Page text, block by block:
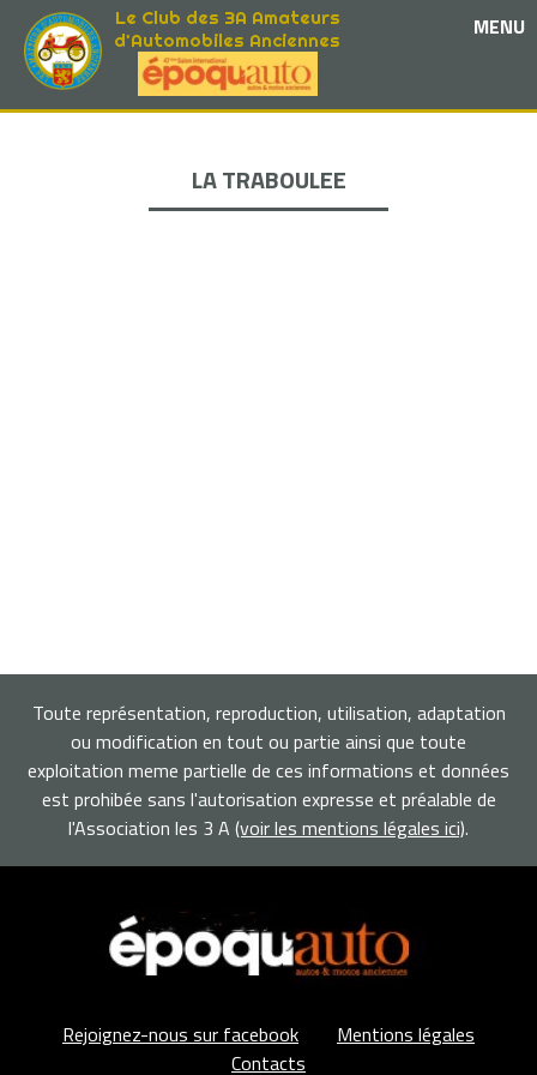
MENU
Le Club des 3A Amateurs
d'Automobiles Anciennes
LA TRABOULEE
Toute représentation, reproduction, utilisation, adaptation
ou modification en tout ou partie ainsi que toute
exploitation meme partielle de ces informations et données
est prohibée sans l'autorisation expresse et préalable de
l'Association les 3 A (voir les mentions légales ici).
Rejoignez-nous sur facebook
Mentions légales
Contacts